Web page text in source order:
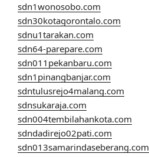
sdn1wonosobo.com
sdn30kotagorontalo.com
sdnu1tarakan.com
sdn64-parepare.com
sdn011pekanbaru.com
sdn1pinangbanjar.com
sdntulusrejo4malang.com
sdnsukaraja.com
sdn004tembilahankota.com
sdndadirejo02pati.com
sdn013samarindaseberang.com